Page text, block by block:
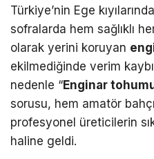
Türkiye’nin Ege
sofralarda hem sağlıklı
olarak yerini koruyan
ekilmediğinde verim
nedenle “Enginar
sorusu, hem amatör
profesyonel üreticilerin
haline geldi.